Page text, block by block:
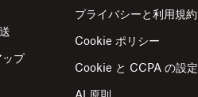
ップ
プライバシーと利用規約
Cookie ポリシー
Cookie と CCPA の設定
AI 原則